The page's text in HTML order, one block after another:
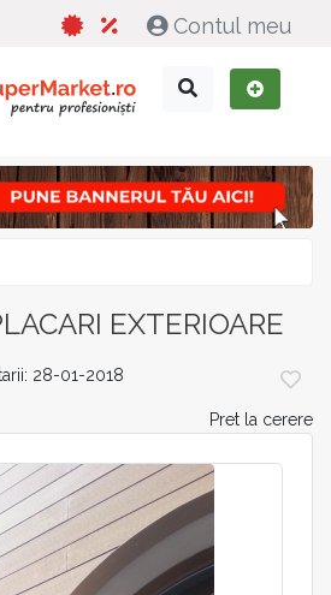
Contul meu
EXTERIOARE
28-01-2018
Pret la cerere